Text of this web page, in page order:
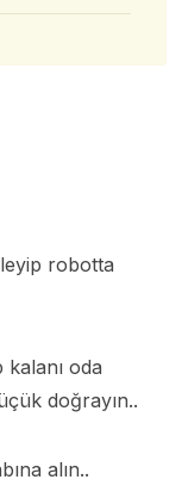
robotta
kalanı oda
doğrayın..
alın..